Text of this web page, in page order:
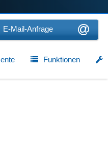
E-Mail-Anfrage
Funktionen